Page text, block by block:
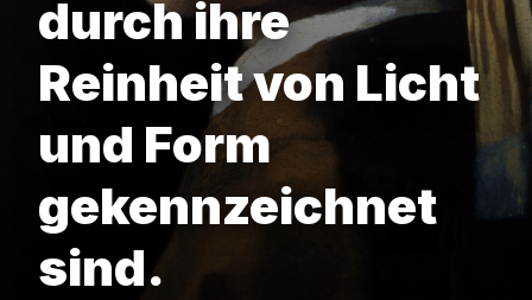
durch ihre
Reinheit von Licht
und Form
gekennzeichnet
sind.